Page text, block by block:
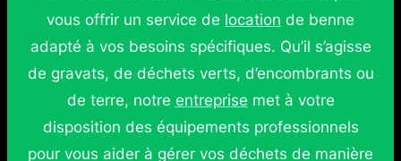
vous offrir un service de location de benne
adapté à vos besoins spécifiques. Qu’il s’agisse
de gravats, de déchets verts, d’encombrants ou
de terre, notre entreprise met à votre
disposition des équipements professionnels
pour vous aider à gérer vos déchets de manière